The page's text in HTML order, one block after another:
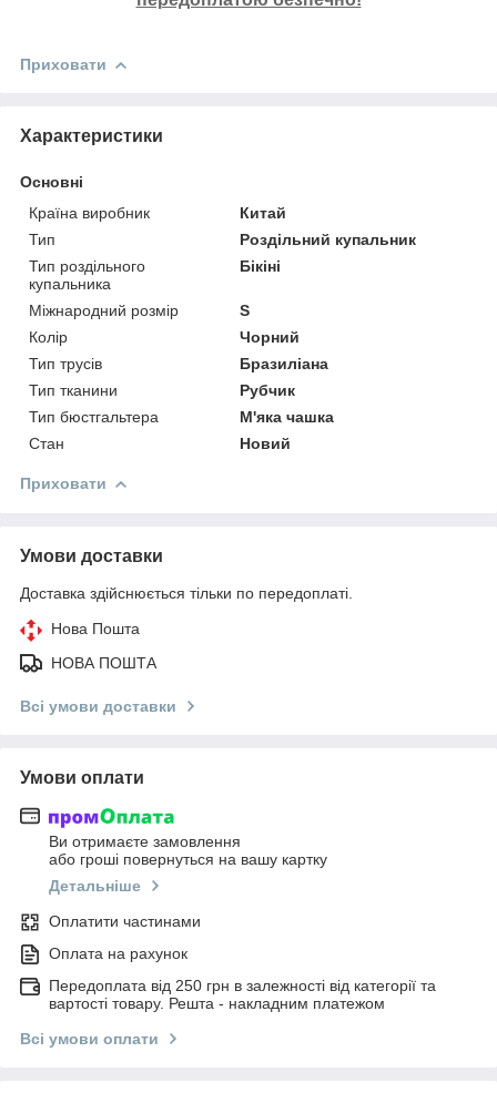
Приховати
Характеристики
Основні
Країна виробник
Китай
Тип
Роздільний купальник
Тип роздільного
купальника
Бікіні
Міжнародний розмір
S
Колір
Чорний
Тип трусів
Бразиліана
Тип тканини
Рубчик
Тип бюстгальтера
М'яка чашка
Стан
Новий
Приховати
Умови доставки
Доставка здійснюється тільки по передоплаті.
Нова Пошта
НОВА ПОШТА
Всі умови доставки
Умови оплати
Ви отримаєте замовлення
або гроші повернуться на вашу картку
Детальніше
Оплатити частинами
Оплата на рахунок
Передоплата від 250 грн в залежності від категорії та
вартості товару. Решта - накладним платежом
Всі умови оплати